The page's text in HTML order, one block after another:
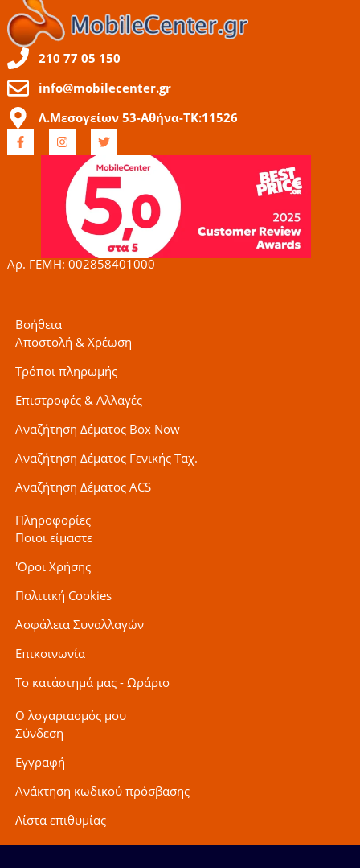
210 77 05 150
info@mobilecenter.gr
Λ.Μεσογείων 53-Αθήνα-ΤΚ:11526
F
a
c
I
n
s
g
r
a
m
T
w
t
t
e
r
Αρ. ΓΕΜΗ: 002858401000
Βοήθεια
Αποστολή & Χρέωση
Τρόποι πληρωμής
Επιστροφές & Αλλαγές
Αναζήτηση Δέματος Box Now
Αναζήτηση Δέματος Γενικής Ταχ.
Αναζήτηση Δέματος ACS
Πληροφορίες
Ποιοι είμαστε
'Οροι Χρήσης
Πολιτική Cookies
Ασφάλεια Συναλλαγών
Επικοινωνία
Το κατάστημά μας - Ωράριο
Ο λογαριασμός μου
Σύνδεση
Εγγραφή
Ανάκτηση κωδικού πρόσβασης
Λίστα επιθυμίας